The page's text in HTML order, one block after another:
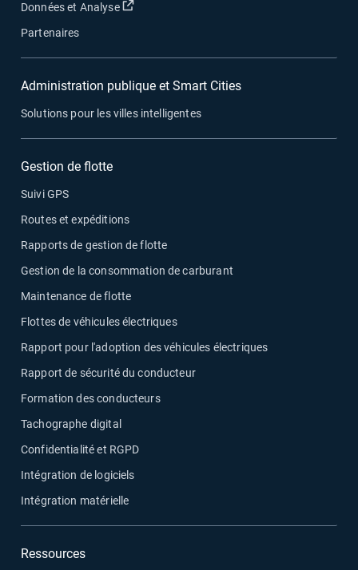
Données et Analyse Ouvrir dans une nouvelle fenêtre
Partenaires
Administration publique et Smart Cities
Solutions pour les villes intelligentes
Gestion de flotte
Suivi GPS
Routes et expéditions
Rapports de gestion de flotte
Gestion de la consommation de carburant
Maintenance de flotte
Flottes de véhicules électriques
Rapport pour l'adoption des véhicules électriques
Rapport de sécurité du conducteur
Formation des conducteurs
Tachographe digital
Confidentialité et RGPD
Intégration de logiciels
Intégration matérielle
Ressources